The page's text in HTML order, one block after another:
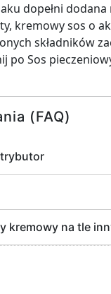
dopełni
kremowy sos o
składników
Sos
(FAQ)
kremowy na tle